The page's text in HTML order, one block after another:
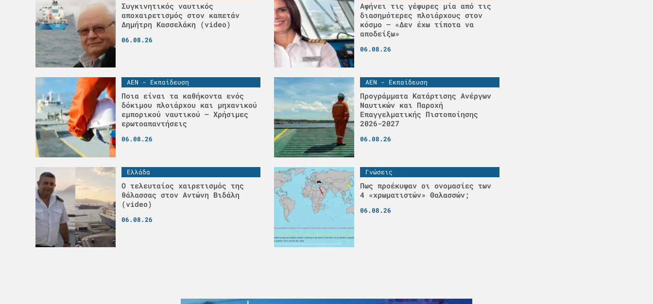
Συγκινητικός ναυτικός
αποχαιρετισμός στον καπετάν
Δημήτρη Κασσελάκη (video)
06.08.26
Αφήνει τις γέφυρες μία από τις
διασημότερες πλοιάρχους στον
κόσμο – «Δεν έχω τίποτα να
αποδείξω»
06.08.26
ΑΕΝ - Εκπαίδευση
Ποια είναι τα καθήκοντα ενός
δόκιμου πλοιάρχου και μηχανικού
εμπορικού ναυτικού – Χρήσιμες
ερωτοαπαντήσεις
06.08.26
ΑΕΝ - Εκπαίδευση
Προγράμματα Κατάρτισης Ανέργων
Ναυτικών και Παροχή
Επαγγελματικής Πιστοποίησης
2026-2027
06.08.26
Ελλάδα
Ο τελευταίος χαιρετισμός της
θάλασσας στον Αντώνη Βιδάλη
(video)
06.08.26
Γνώσεις
Πως προέκυψαν οι ονομασίες των
4 «χρωματιστών» Θαλασσών;
06.08.26